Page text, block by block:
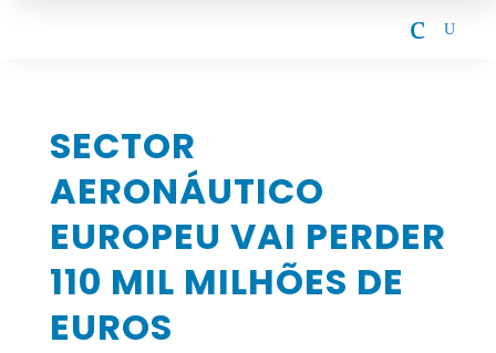
c U
SECTOR
AERONÁUTICO
EUROPEU VAI PERDER
110 MIL MILHÕES DE
EUROS